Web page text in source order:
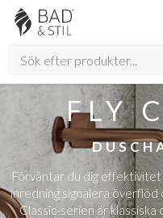
FLY
Förväntar du dig
inredning signalera överflöd
Classic-serien är